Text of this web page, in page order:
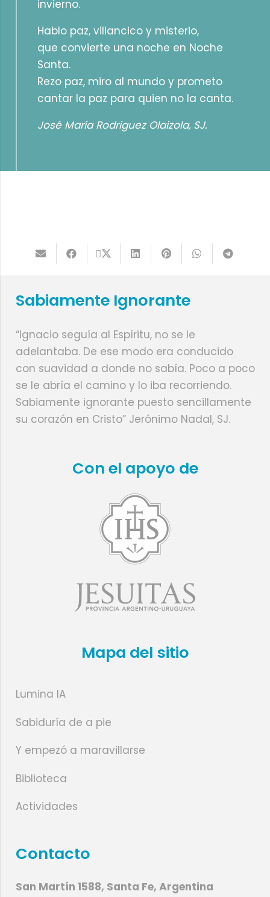
invierno.
Hablo paz, villancico y misterio,
que convierte una noche en Noche
Santa.
Rezo paz, miro al mundo y prometo
cantar la paz para quien no la canta.
José María Rodriguez Olaizola, SJ.
Sabiamente Ignorante
“Ignacio seguía al Espíritu, no se le
adelantaba. De ese modo era conducido
con suavidad a donde no sabía. Poco a poco
se le abría el camino y lo iba recorriendo.
Sabiamente ignorante puesto sencillamente
su corazón en Cristo” Jerónimo Nadal, SJ.
Con el apoyo de
Mapa del sitio
Lumina IA
Sabiduría de a pie
Y empezó a maravillarse
Biblioteca
Actividades
Contacto
San Martín 1588, Santa Fe, Argentina